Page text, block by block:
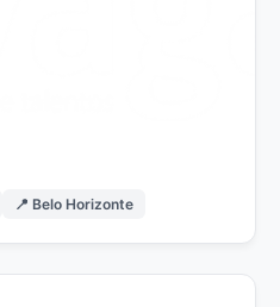
📍 Belo Horizonte